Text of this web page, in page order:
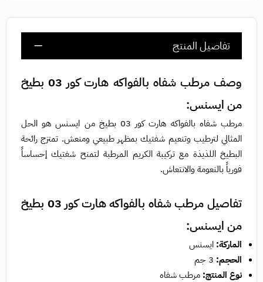
تفاصيل المنتج
وصف مرطب شفاه بالفواكه هارت كور 03 بطيخ
من ايسنس:
مرطب شفاه بالفواكه هارت كور 03 بطيخ من ايسنس هو الحل
المثالي لترطيب وتنعيم شفتيك بمظهر طبيعي ومنعش. تمتزج رائحة
البطيخ اللذيذة مع تركيبة الكريم المرطبة لتمنح شفتيك إحساساً
فورياً بالنعومة والانتعاش.
تفاصيل مرطب شفاه بالفواكه هارت كور 03 بطيخ
من ايسنس:
الماركة: ايسنس
الحجم:
نوع المنتج: مرطب شفاه